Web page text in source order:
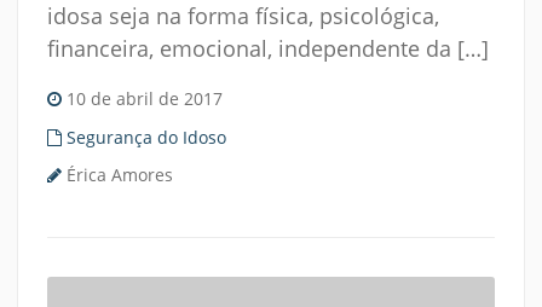
idosa seja na forma física, psicológica,
financeira, emocional, independente da […]
10 de abril de 2017
Segurança do Idoso
Érica Amores